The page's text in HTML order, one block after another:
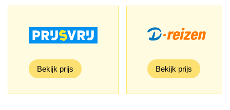
Bekijk prijs Bekijk prijs